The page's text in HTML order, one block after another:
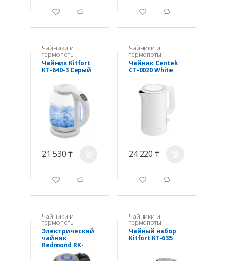
g d g d
Чайники и
термопоты
Чайник Kitfort
КТ-640-3 Серый
21 530 ₸
g d
Чайники и
термопоты
Чайник Centek
CT-0020 White
24 220 ₸
g d
Чайники и
термопоты
Электрический
чайник
Redmond RK-
Чайники и
термопоты
Чайный набор
Kitfort KT-635